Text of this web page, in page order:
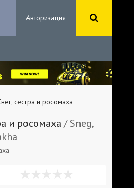
Авторизация
сестра и росомаха
и росомаха / Sneg,